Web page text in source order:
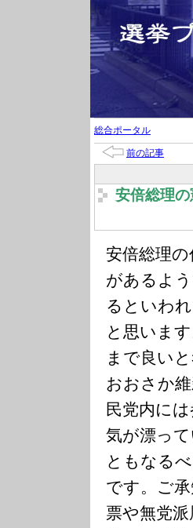
総合ポータル
前の記事
安倍総理
安倍総理
があるよ
るといわ
と思いま
まで良い
おおさか
民党内に
気が漂っ
ともなる
です。ご
票や無党